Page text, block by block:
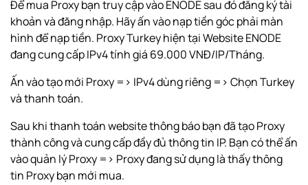
Để mua Proxy bạn truy cập vào ENODE sau đó đăng ký tài
khoản và đăng nhập. Hãy ấn vào nạp tiền góc phải màn
hình để nạp tiền. Proxy Turkeyhiện tại Website ENODE
đang cung cấp IPv4 tính giá 69.000 VNĐ/IP/Tháng.
Ấn vào tạo mới Proxy => IPv4 dùng riêng => Chọn Turkey
và thanh toán.
Sau khi thanh toán website thông báo bạn đã tạo Proxy
thành công và cung cấp đầy đủ thông tin IP. Bạn có thể ấn
vào quản lý Proxy => Proxy đang sử dụng là thấy thông
tin Proxy bạn mới mua.